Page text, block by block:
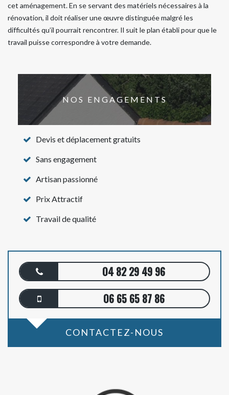
cet aménagement. En se servant des matériels nécessaires à la
rénovation, il doit réaliser une œuvre distinguée malgré les
difficultés qu’il pourrait rencontrer. Il suit le plan établi pour que le
travail puisse correspondre à votre demande.
NOS ENGAGEMENTS
Devis et déplacement gratuits
Sans engagement
Artisan passionné
Prix Attractif
Travail de qualité
04 82 29 49 96
06 65 65 87 86
CONTACTEZ-NOUS